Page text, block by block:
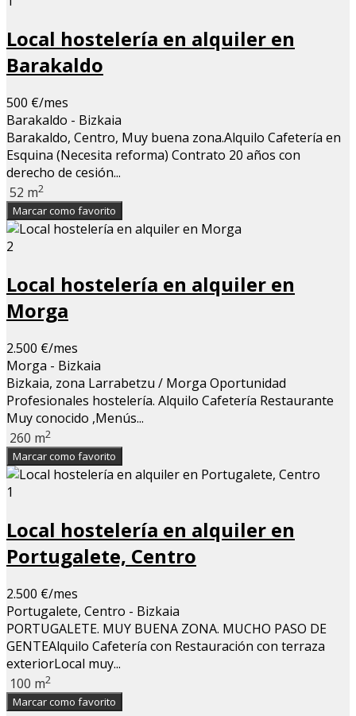
Local hostelería en alquiler en
Barakaldo
500 €/mes
Barakaldo - Bizkaia
Barakaldo, Centro, Muy buena zona.Alquilo Cafetería en
Esquina (Necesita reforma) Contrato 20 años con
derecho de cesión...
52 m2
Marcar como favorito
2
Local hostelería en alquiler en
Morga
2.500 €/mes
Morga - Bizkaia
Bizkaia, zona Larrabetzu / Morga Oportunidad
Profesionales hostelería. Alquilo Cafetería Restaurante
Muy conocido ,Menús...
260 m2
Marcar como favorito
1
Local hostelería en alquiler en
Portugalete, Centro
2.500 €/mes
Portugalete, Centro - Bizkaia
PORTUGALETE. MUY BUENA ZONA. MUCHO PASO DE
GENTEAlquilo Cafetería con Restauración con terraza
exteriorLocal muy...
100 m2
Marcar como favorito